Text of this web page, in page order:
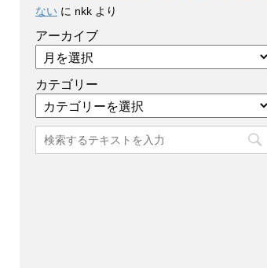
ない に nkk より
アーカイブ
カテゴリー